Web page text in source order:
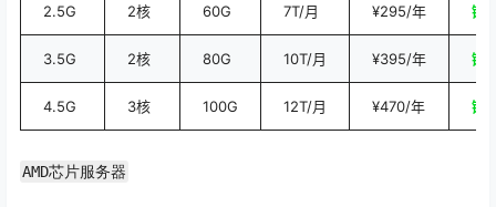
2.5G 2核 60G 7T/月 ¥295/年 链
3.5G 2核 80G 10T/月 ¥395/年 链
4.5G 3核 100G 12T/月 ¥470/年 链
AMD芯片服务器